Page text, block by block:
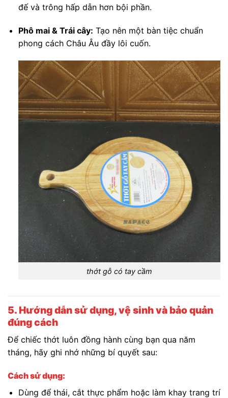
đế và trông hấp dẫn hơn bội phần.
Phô mai & Trái cây: Tạo nên một bàn tiệc chuẩn
phong cách Châu Âu đầy lôi cuốn.
thớt gỗ có tay cầm
5. Hướng dẫn sử dụng, vệ sinh và bảo quản
đúng cách
Để chiếc thớt luôn đồng hành cùng bạn qua năm
tháng, hãy ghi nhớ những bí quyết sau:
Cách sử dụng:
Dùng để thái, cắt thực phẩm hoặc làm khay trang trí